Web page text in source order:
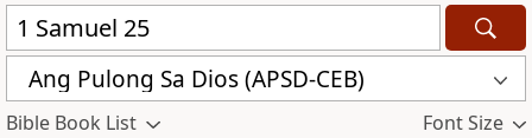
Ang Pulong Sa Dios (APSD-CEB)
Bible Book List Font Size